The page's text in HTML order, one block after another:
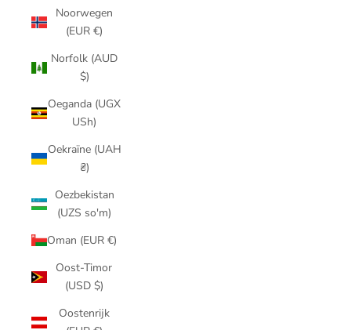
Noorwegen
(EUR €)
Norfolk (AUD
$)
Oeganda (UGX
USh)
Oekraïne (UAH
₴)
Oezbekistan
(UZS so'm)
Oman (EUR €)
Oost-Timor
(USD $)
Oostenrijk